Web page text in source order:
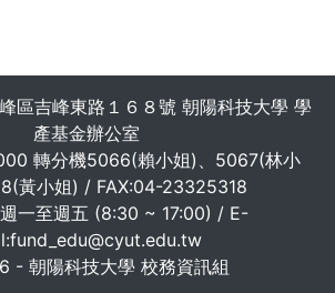
區吉峰東路１６８號 朝陽科技大學 學
產基金辦公室
轉分機5066(賴小姐)、5067(林小
黃小姐) / FAX:04-23325318
一至週五 (8:30 ~ 17:00) / E-
- 朝陽科技大學 校務資訊組